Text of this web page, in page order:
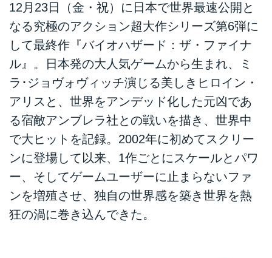
12月23日（金・祝）に日本で世界最速公開と
なる究極のアクション超大作シリーズ第6弾に
して最終作『バイオハザード：ザ・ファイナ
ル』。日本発の大人気ゲームから生まれ、ミ
ラ･ジョヴォヴィッチ演じる美しきヒロイン・
アリスと、世界をアンデッド化した元凶であ
る宿敵アンブレラ社との戦いを描き、世界中
で大ヒットを記録。2002年に初めてスクリー
ンに登場して以来、1作ごとにスケールとパワ
ー、そしてゲームユーザーに止まらないファ
ンを増殖させ、独自の世界感を築き世界を熱
狂の渦に巻き込んできた。